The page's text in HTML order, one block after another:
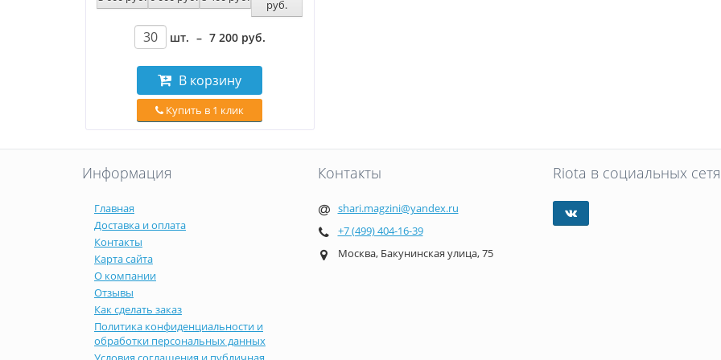
руб.
шт. – 7 200 руб.
В корзину
Купить в 1 клик
Информация
Главная
Доставка и оплата
Контакты
Карта сайта
О компании
Отзывы
Как сделать заказ
Политика конфиденциальности и
обработки персональных данных
Контакты
shari.magzini@yandex.ru
+7 (499) 404-16-39
Москва, Бакунинская улица, 75
Riota в социальных